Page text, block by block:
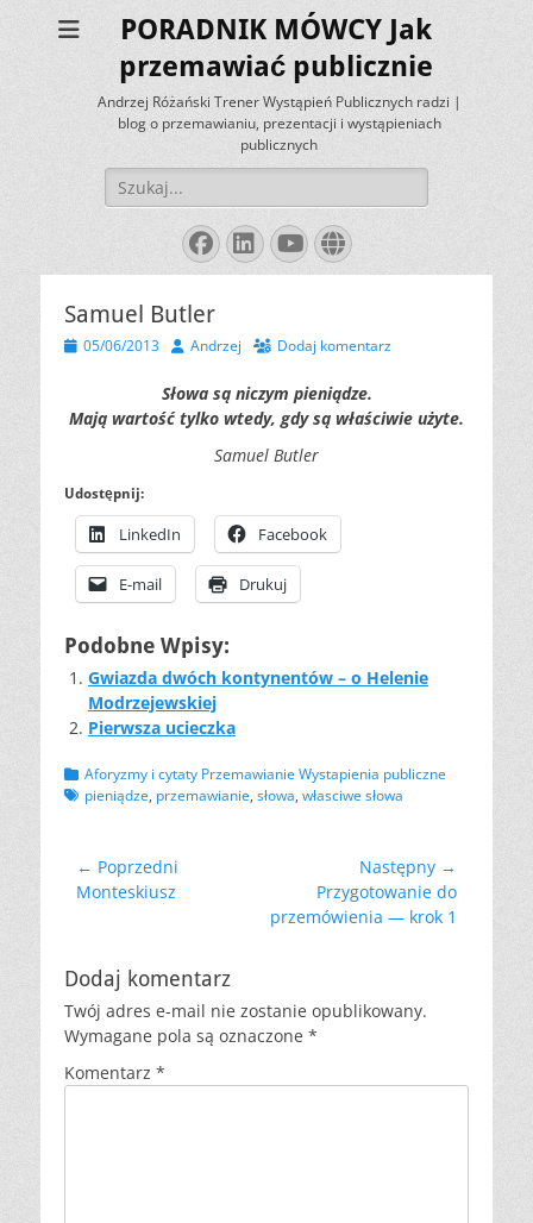
PORADNIK MÓWCY Jak
przemawiać publicznie
Andrzej Różański Trener Wystąpień Publicznych radzi |
blog o przemawianiu, prezentacji i wystąpieniach
publicznych
Szukaj:
Facebook
LinkedIn
YouTube
Website
Samuel Butler
Opublikowano
05/06/2013 AutorAndrzej Dodaj komentarz
Słowa są niczym pieniądze.
Mają wartość tylko wtedy, gdy są właściwie użyte.
Samuel Butler
Udostępnij:
LinkedIn Facebook
E-mail Drukuj
Podobne Wpisy:
Gwiazda dwóch kontynentów – o Helenie
Modrzejewskiej
Pierwsza ucieczka
Kategorii
Aforyzmy i cytaty Przemawianie Wystapienia publiczne
pieniądze, przemawianie, słowa, własciwe słowa
Nawigacja
wpisu
← Poprzedni
Poprzedni
Monteskiusz
Następny →
Następny
wpis:
Przygotowanie do
przemówienia — krok 1
Dodaj komentarz
Twój adres e-mail nie zostanie opublikowany.
Wymagane pola są oznaczone *
Komentarz *